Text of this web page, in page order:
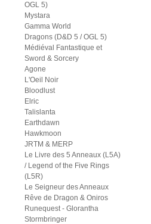
OGL 5)
Mystara
Gamma World
Dragons (D&D 5 / OGL 5)
Médiéval Fantastique et
Sword & Sorcery
Agone
L'Oeil Noir
Bloodlust
Elric
Talislanta
Earthdawn
Hawkmoon
JRTM & MERP
Le Livre des 5 Anneaux (L5A)
/ Legend of the Five Rings
(L5R)
Le Seigneur des Anneaux
Rêve de Dragon & Oniros
Runequest - Glorantha
Stormbringer